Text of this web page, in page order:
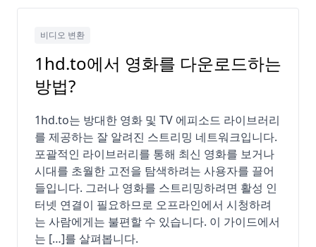
비디오 변환
1hd.to에서 영화를 다운로드하는
방법?
1hd.to는 방대한 영화 및 TV 에피소드 라이브러리
를 제공하는 잘 알려진 스트리밍 네트워크입니다.
포괄적인 라이브러리를 통해 최신 영화를 보거나
시대를 초월한 고전을 탐색하려는 사용자를 끌어
들입니다. 그러나 영화를 스트리밍하려면 활성 인
터넷 연결이 필요하므로 오프라인에서 시청하려
는 사람에게는 불편할 수 있습니다. 이 가이드에서
는 […]를 살펴봅니다.